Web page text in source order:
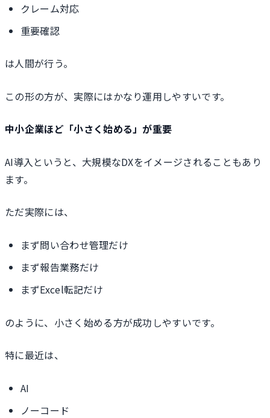
クレーム対応
重要確認
は人間が行う。
この形の方が、実際にはかなり運用しやすいです。
中小企業ほど「小さく始める」が重要
AI導入というと、大規模なDXをイメージされることもあり
ます。
ただ実際には、
まず問い合わせ管理だけ
まず報告業務だけ
まずExcel転記だけ
のように、小さく始める方が成功しやすいです。
特に最近は、
AI
ノーコード